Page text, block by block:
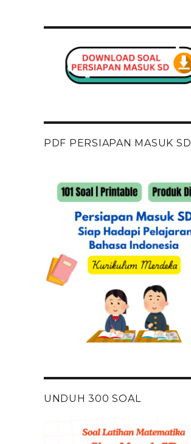
PDF PERSIAPAN MASUK SD
UNDUH 300 SOAL